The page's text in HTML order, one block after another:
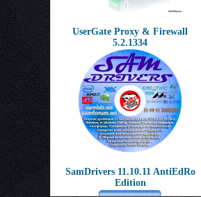
UserGate Proxy & Firewall
5.2.1334
SamDrivers 11.10.11 AntiEdRo
Edition